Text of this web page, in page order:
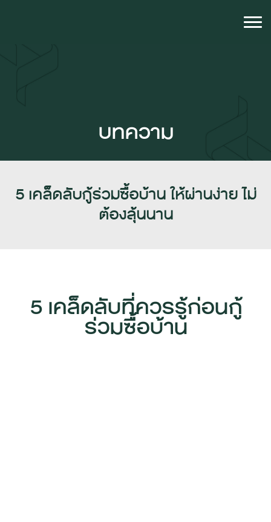
บทความ
5 เคล็ดลับกู้ร่วมซื้อบ้าน ให้ผ่านง่าย ไม่
ต้องลุ้นนาน
5 เคล็ดลับที่ควรรู้ก่อนกู้
ร่วมซื้อบ้าน